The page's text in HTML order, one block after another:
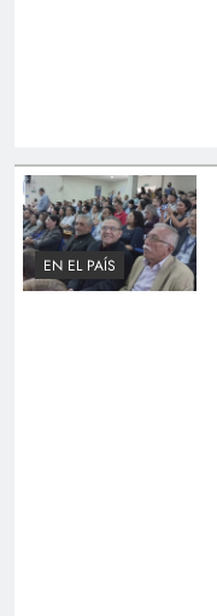
EN EL PAÍS